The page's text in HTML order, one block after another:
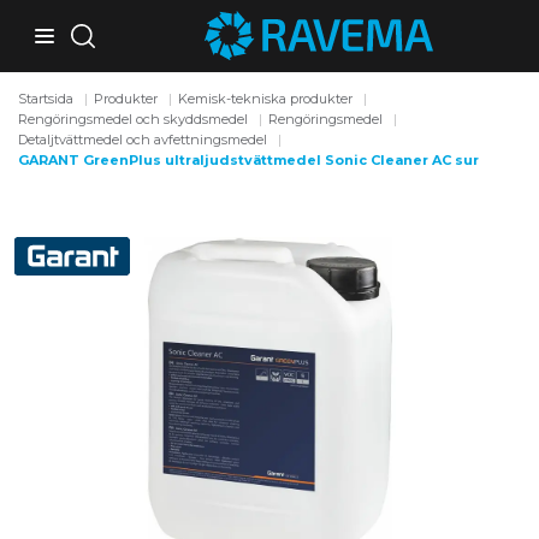
Startsida Produkter
Kemisk-tekniska produkter
Rengöringsmedel och skyddsmedel
Rengöringsmedel
Detaljtvättmedel och avfettningsmedel
GARANT GreenPlus ultraljudstvättmedel Sonic Cleaner AC sur